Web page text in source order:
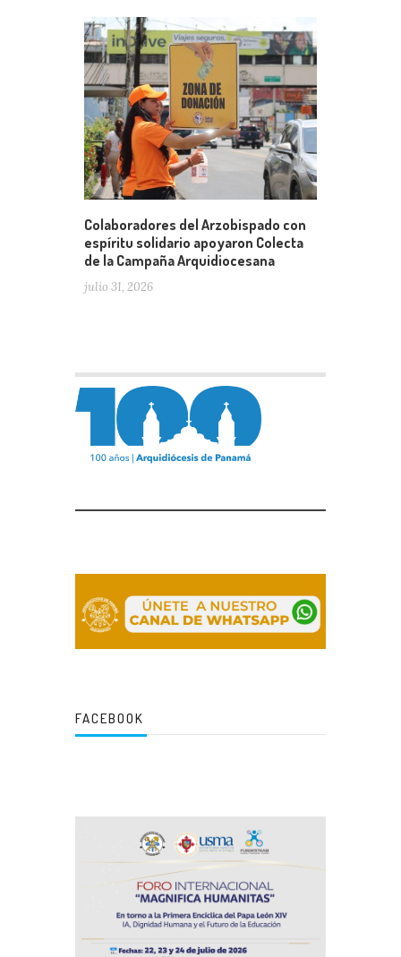
Colaboradores del Arzobispado con
espíritu solidario apoyaron Colecta
de la Campaña Arquidiocesana
julio 31, 2026
FACEBOOK